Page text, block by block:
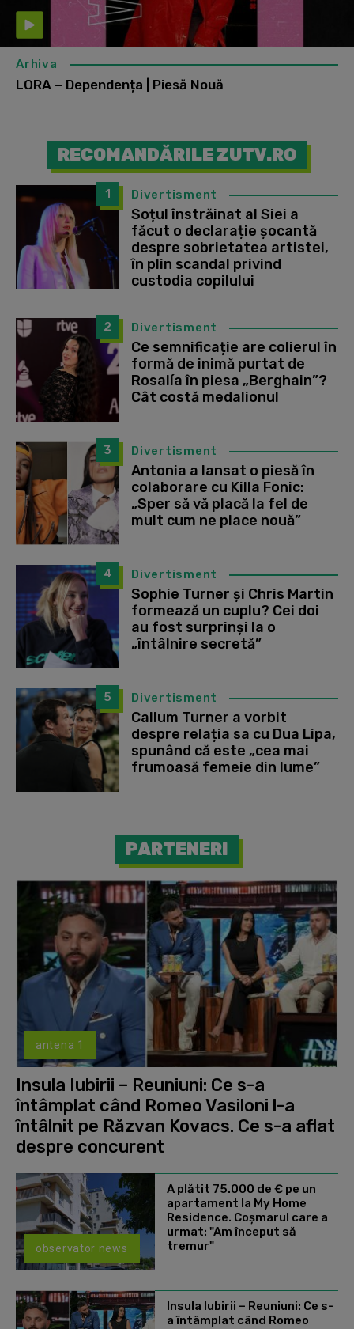
Arhiva
LORA – Dependența | Piesă Nouă
RECOMANDĂRILE ZUTV.RO
1 Divertisment
Soțul înstrăinat al Siei a
făcut o declarație șocantă
despre sobrietatea artistei,
în plin scandal privind
custodia copilului
2 Divertisment
Ce semnificație are colierul în
formă de inimă purtat de
Rosalía în piesa „Berghain”?
Cât costă medalionul
3 Divertisment
Antonia a lansat o piesă în
colaborare cu Killa Fonic:
„Sper să vă placă la fel de
mult cum ne place nouă”
4 Divertisment
Sophie Turner și Chris Martin
formează un cuplu? Cei doi
au fost surprinși la o
„întâlnire secretă”
5 Divertisment
Callum Turner a vorbit
despre relația sa cu Dua Lipa,
spunând că este „cea mai
frumoasă femeie din lume”
PARTENERI
antena 1
Insula Iubirii – Reuniuni: Ce s-a
întâmplat când Romeo Vasiloni l-a
întâlnit pe Răzvan Kovacs. Ce s-a aflat
despre concurent
observator news
A plătit 75.000 de € pe un
apartament la My Home
Residence. Coşmarul care a
urmat: "Am început să
tremur"
Insula Iubirii – Reuniuni: Ce s-
a întâmplat când Romeo